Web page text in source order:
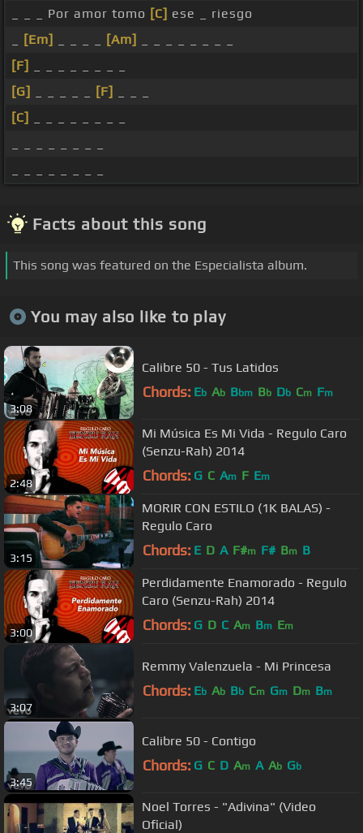
_ _ _ Por amor tomo [C] ese _ riesgo
[Em] [Am]
[F]
[G]
[F]
[C]
Facts about this song
This song was featured on the Especialista album.
You may also like to play
3:08
Calibre 50 - Tus Latidos
Chords: Eb Ab Bbm Bb Db Cm Fm
2:48
Mi Música Es Mi Vida - Regulo Caro
(Senzu-Rah) 2014
Chords: G C Am F Em
3:15
MORIR CON ESTILO (1K BALAS) -
Regulo Caro
Chords: E D A F#m F# Bm B
3:00
Perdidamente Enamorado - Regulo
Caro (Senzu-Rah) 2014
Chords: G D C Am Bm Em
3:07
Remmy Valenzuela - Mi Princesa
Chords: Eb Ab Bb Cm Gm Dm Bm
3:45
Calibre 50 - Contigo
Chords: G C D Am A Ab Gb
Noel Torres - "Adivina" (Video
Oficial)